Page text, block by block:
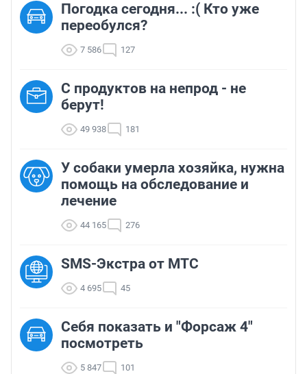
Погодка сегодня... :( Кто уже
переобулся?
7 586 127
С продуктов на непрод - не
берут!
49 938 181
У собаки умерла хозяйка, нужна
помощь на обследование и
лечение
44 165 276
SMS-Экстра от МТС
4 695 45
Себя показать и "Форсаж 4"
посмотреть
5 847 101